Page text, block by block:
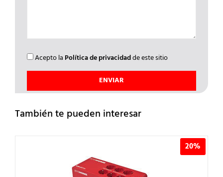
Acepto la Política de privacidadde este sitio
También te pueden interesar
20%